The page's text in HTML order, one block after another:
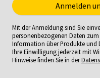
Mit der Anmeldung sind Sie
personenbezogenen Daten
Information über Produkte und
Ihre Einwilligung jederzeit mit
Hinweise finden Sie in der